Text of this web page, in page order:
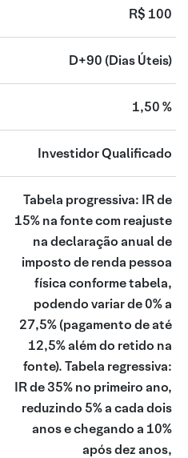
R$ 100
D+90 (Dias Úteis)
1,50 %
Investidor Qualificado
Tabela progressiva: IR de
15% na fonte com reajuste
na declaração anual de
imposto de renda pessoa
física conforme tabela,
podendo variar de 0% a
27,5% (pagamento de até
12,5% além do retido na
fonte). Tabela regressiva:
IR de 35% no primeiro ano,
reduzindo 5% a cada dois
anos e chegando a 10%
após dez anos,